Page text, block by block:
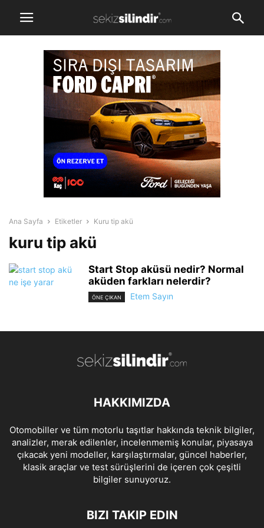
Ana Sayfa Etiketler Kuru tip akü
kuru tip akü
Start Stop aküsü nedir? Normal
aküden farkları nelerdir?
ÖNE ÇIKAN Etem Sayın
HAKKIMIZDA
Otomobiller ve tüm motorlu taşıtlar hakkında teknik bilgiler,
analizler, merak edilenler, incelenmemiş konular, piyasaya
çıkacak yeni modeller, karşılaştırmalar, güncel haberler,
klasik araçlar ve test sürüşlerini de içeren çok çeşitli
bilgiler sunuyoruz.
BIZI TAKIP EDIN